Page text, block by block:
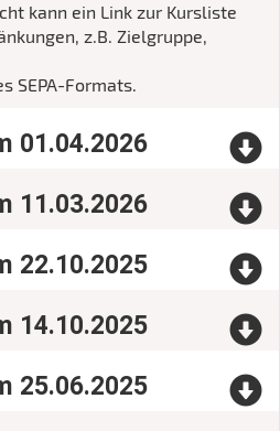
kann ein Link zur Kursliste
z.B. Zielgruppe,
SEPA-Formats.
01.04.2026
11.03.2026
22.10.2025
14.10.2025
25.06.2025